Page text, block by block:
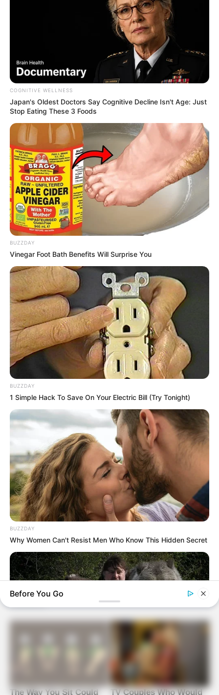
COGNITIVE WELLNESS
Japan's Oldest Doctors Say Cognitive Decline Isn't Age: Just
Stop Eating These 3 Foods
BUZZDAY
Vinegar Foot Bath Benefits Will Surprise You
BUZZDAY
1 Simple Hack To Save On Your Electric Bill (Try Tonight)
BUZZDAY
Why Women Can't Resist Men Who Know This Hidden Secret
This Is What A Bear Did To The Man Who Saved A Bear Cub
Before You Go